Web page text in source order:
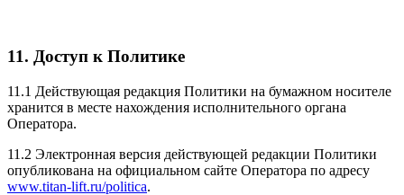
11. Доступ к Политике
11.1 Действующая редакция Политики на бумажном носителе
хранится в месте нахождения исполнительного органа
Оператора.
11.2 Электронная версия действующей редакции Политики
опубликована на официальном сайте Оператора по адресу
www.titan-lift.ru/politica.